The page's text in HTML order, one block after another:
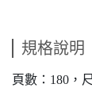
規格說明
頁數：180，